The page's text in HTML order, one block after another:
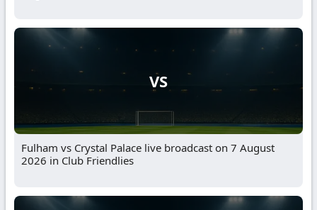
VS
Fulham vs Crystal Palace live broadcast on 7 August
2026 in Club Friendlies